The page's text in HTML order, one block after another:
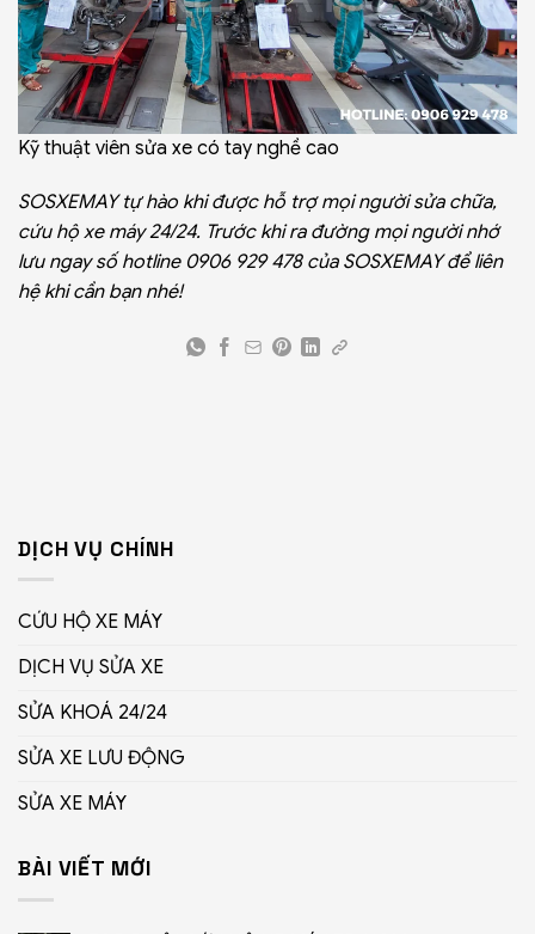
Kỹ thuật viên sửa xe có tay nghề cao
SOSXEMAY tự hào khi được hỗ trợ mọi người sửa chữa,
cứu hộ xe máy 24/24. Trước khi ra đường mọi người nhớ
lưu ngay số hotline 0906 929 478của SOSXEMAY để liên
hệ khi cần bạn nhé!
DỊCH VỤ CHÍNH
CỨU HỘ XE MÁY
DỊCH VỤ SỬA XE
SỬA KHOÁ 24/24
SỬA XE LƯU ĐỘNG
SỬA XE MÁY
BÀI VIẾT MỚI